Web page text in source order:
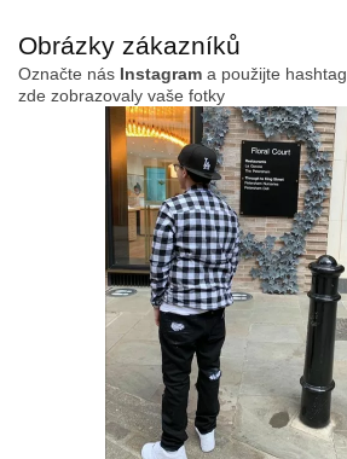
Obrázky zákazníků
Označte nás Instagram a použijte hashtag
zde zobrazovaly vaše fotky